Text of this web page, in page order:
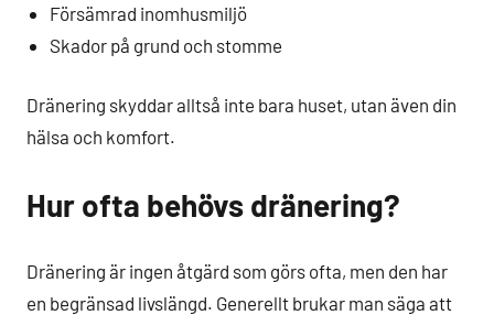
Försämrad inomhusmiljö
Skador på grund och stomme
Dränering skyddar alltså inte bara huset, utan även din
hälsa och komfort.
Hur ofta behövs dränering?
Dränering är ingen åtgärd som görs ofta, men den har
en begränsad livslängd. Generellt brukar man säga att